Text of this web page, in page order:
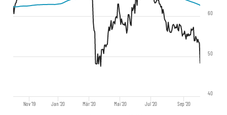
Nov '19 Jan '20 Mär '20 Mai '20 Jul '20 Sep '20
40
50
60